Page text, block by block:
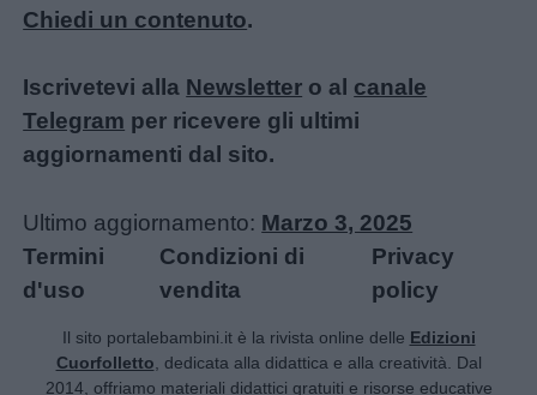
Chiedi un contenuto.
Iscrivetevi alla Newsletter o al canale
Telegram per ricevere gli ultimi
aggiornamenti dal sito.
Ultimo aggiornamento: Marzo 3, 2025
Termini
d'uso
Condizioni di
vendita
Privacy
policy
Il sito portalebambini.it è la rivista online delle Edizioni
Cuorfolletto , dedicata alla didattica e alla creatività. Dal
2014, offriamo materiali didattici gratuiti e risorse educative